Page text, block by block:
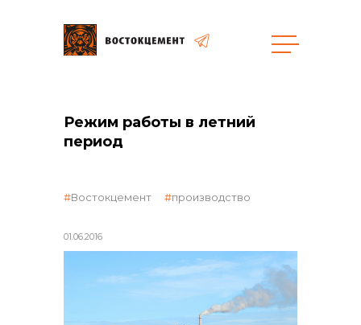
Пресс-центр
Закупки
общая информация
объявленные закупки
реализация неликвидов
Режим работы в летний
период
01.06.2016
Востокцемент производство